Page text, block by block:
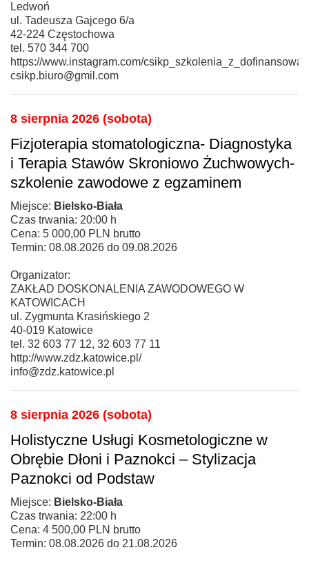
Ledwoń
ul. Tadeusza Gajcego 6/a
42-224 Częstochowa
tel. 570 344 700
https://www.instagram.com/
csikp.biuro@gmil.com
8 sierpnia 2026 (sobota)
Fizjoterapia stomatologiczna- Diagnostyka
i Terapia Stawów Skroniowo Żuchwowych-
szkolenie zawodowe z egzaminem
Miejsce: Bielsko-Biała
Czas trwania: 20:00 h
Cena: 5 000,00 PLN brutto
Termin: 08.08.2026 do 09.08.2026
Organizator:
ZAKŁAD DOSKONALENIA ZAWODOWEGO W
KATOWICACH
ul. Zygmunta Krasińskiego 2
40-019 Katowice
tel. 32 603 77 12, 32 603 77 11
http://www.zdz.katowice.pl/
info@zdz.katowice.pl
8 sierpnia 2026 (sobota)
Holistyczne Usługi Kosmetologiczne w
Obrębie Dłoni i Paznokci – Stylizacja
Paznokci od Podstaw
Miejsce: Bielsko-Biała
Czas trwania: 22:00 h
Cena: 4 500,00 PLN brutto
Termin: 08.08.2026 do 21.08.2026